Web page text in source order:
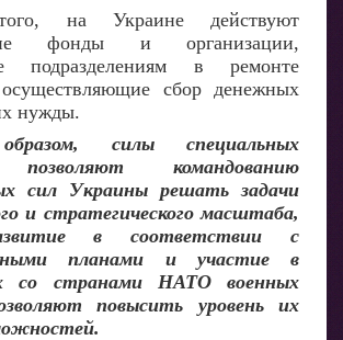
на Украине действуют
фонды и организации,
подразделениям в ремонте
сбор денежных
нужды.
силы специальных
позволяют командованию
сил Украины решать задачи
и стратегического масштаба,
в соответствии с
планами и участие в
со странами НАТО военных
повысить уровень их